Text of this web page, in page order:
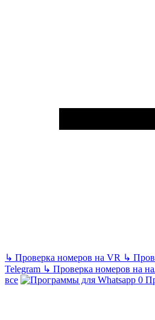
↳ Проверка номеров на VR ↳
Telegram ↳ Проверка номеров на
все